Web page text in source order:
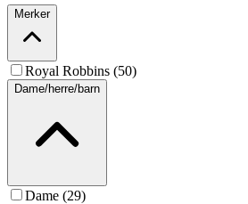
Merker
Royal Robbins (50)
Dame/herre/barn
Dame (29)